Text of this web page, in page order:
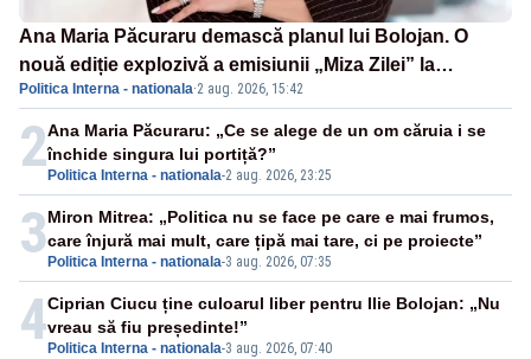
Ana Maria Păcuraru demască planul lui Bolojan. O
nouă ediție explozivă a emisiunii „Miza Zilei” la
Realitatea PLUS
Politica Interna - nationala·2 aug. 2026, 15:42
2 Politica Interna - nationala-2 aug. 2026, 23:25
Ana Maria Păcuraru: „Ce se alege de un om căruia i se
închide singura lui portiță?”
3 Politica Interna - nationala-3 aug. 2026, 07:35
Miron Mitrea: „Politica nu se face pe care e mai frumos,
care înjură mai mult, care țipă mai tare, ci pe proiecte”
4 Politica Interna - nationala-3 aug. 2026, 07:40
Ciprian Ciucu ține culoarul liber pentru Ilie Bolojan: „Nu
vreau să fiu președinte!”